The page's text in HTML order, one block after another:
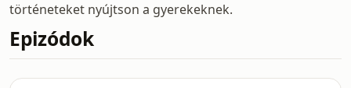
történeteket nyújtson a gyerekeknek.
Epizódok